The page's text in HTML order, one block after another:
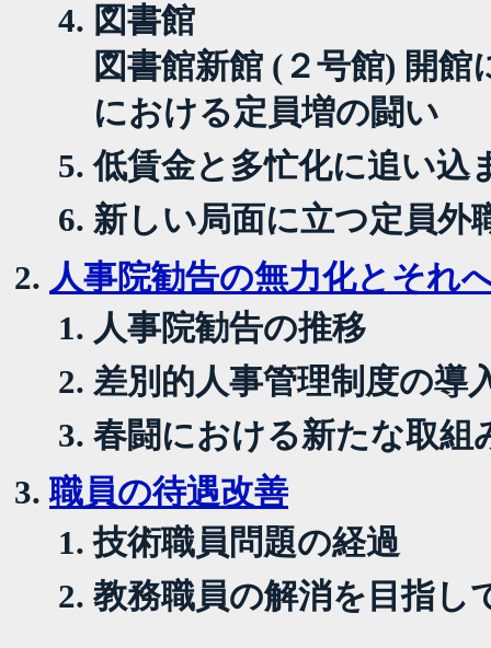
図書館
図書館新館 (２号館) 開
における定員増の闘い
低賃金と多忙化に追い込
新しい局面に立つ定員外
人事院勧告の無力化とそれ
人事院勧告の推移
差別的人事管理制度の導
春闘における新たな取組
職員の待遇改善
技術職員問題の経過
教務職員の解消を目指し